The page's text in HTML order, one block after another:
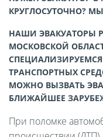
КРУГЛОСУТОЧНО?
НАШИ ЭВАКУАТОРЫ
МОСКОВСКОЙ
ТРАНСПОРТНЫХ
МОЖНО ВЫЗВАТЬ
БЛИЖАЙШЕЕ
При поломке